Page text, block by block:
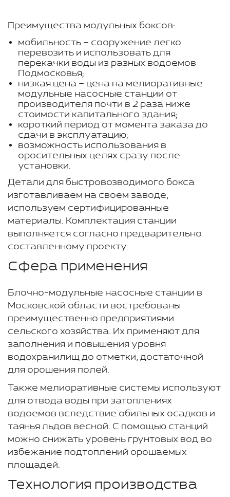
Преимущества модульных боксов:
мобильность – сооружение легко
перевозить и использовать для
перекачки воды из разных водоемов
Подмосковья;
низкая цена – цена на мелиоративные
модульные насосные станции от
производителя почти в 2 раза ниже
стоимости капитального здания;
короткий период от момента заказа до
сдачи в эксплуатацию;
возможность использования в
оросительных целях сразу после
установки.
Детали для быстровозводимого бокса
изготавливаем на своем заводе,
используем сертифицированные
материалы. Комплектация станции
выполняется согласно предварительно
составленному проекту.
Сфера применения
Блочно-модульные насосные станции в
Московской области востребованы
преимущественно предприятиями
сельского хозяйства. Их применяют для
заполнения и повышения уровня
водохранилищ до отметки, достаточной
для орошения полей.
Также мелиоративные системы используют
для отвода воды при затоплениях
водоемов вследствие обильных осадков и
таянья льдов весной. С помощью станций
можно снижать уровень грунтовых вод во
избежание подтоплений орошаемых
площадей.
Технология производства